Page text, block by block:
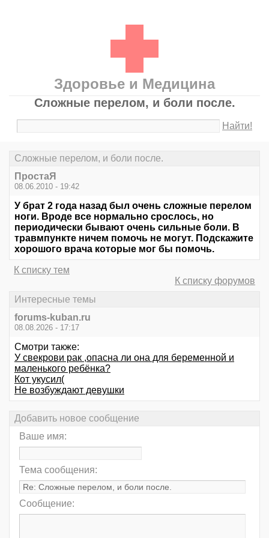
Здоровье и Медицина
Сложные перелом, и боли после.
Найти!
Сложные перелом, и боли после.
ПростаЯ
08.06.2010 - 19:42
У брат 2 года назад был очень сложные перелом
ноги. Вроде все нормально срослось, но
периодически бывают очень сильные боли. В
травмпункте ничем помочь не могут. Подскажите
хорошого врача которые мог бы помочь.
К списку тем
К списку форумов
Интересные темы
forums-kuban.ru
08.08.2026 - 17:17
Смотри также:
У свекрови рак ,опасна ли она для беременной и
маленького ребёнка?
Кот укусил(
Не возбуждают девушки
Добавить новое сообщение
Ваше имя:
Тема сообщения:
Сообщение: